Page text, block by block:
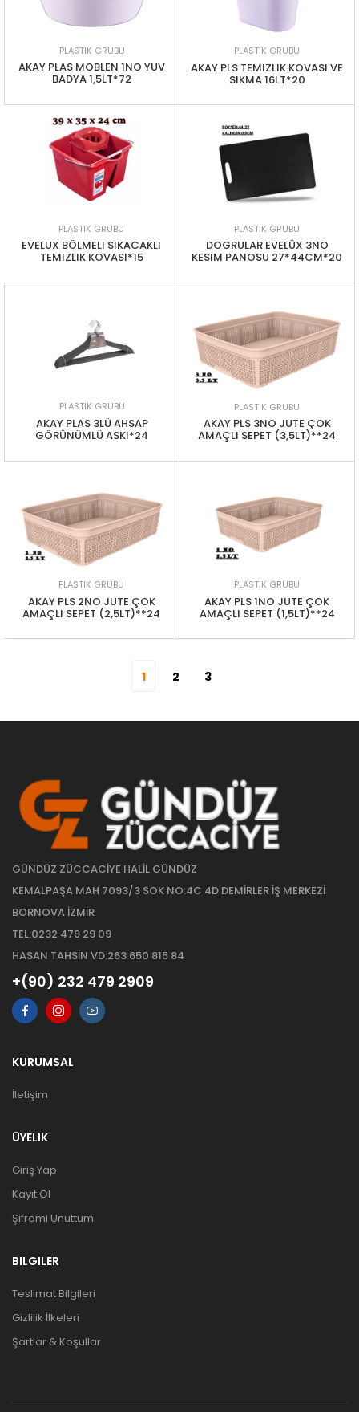
PLASTIK GRUBU
AKAY PLAS MOBLEN 1NO YUV
BADYA 1,5LT*72
PLASTIK GRUBU
AKAY PLS TEMIZLIK KOVASI VE
SIKMA 16LT*20
PLASTIK GRUBU
EVELUX BÖLMELI SIKACAKLI
TEMIZLIK KOVASI*15
PLASTIK GRUBU
DOGRULAR EVELÜX 3NO
KESIM PANOSU 27*44CM*20
PLASTIK GRUBU
AKAY PLAS 3LÜ AHSAP
GÖRÜNÜMLÜ ASKI*24
PLASTIK GRUBU
AKAY PLS 3NO JUTE ÇOK
AMAÇLI SEPET (3,5LT)**24
PLASTIK GRUBU
AKAY PLS 2NO JUTE ÇOK
AMAÇLI SEPET (2,5LT)**24
PLASTIK GRUBU
AKAY PLS 1NO JUTE ÇOK
AMAÇLI SEPET (1,5LT)**24
1 2 3
GÜNDÜZ ZÜCCACİYE HALİL GÜNDÜZ
KEMALPAŞA MAH 7093/3 SOK NO:4C 4D DEMİRLER İŞ MERKEZİ
BORNOVA İZMİR
TEL:0232 479 29 09
HASAN TAHSİN VD:263 650 815 84
+(90) 232 479 2909
KURUMSAL
İletişim
ÜYELIK
Giriş Yap
Kayıt Ol
Şifremi Unuttum
BILGILER
Teslimat Bilgileri
Gizlilik İlkeleri
Şartlar & Koşullar